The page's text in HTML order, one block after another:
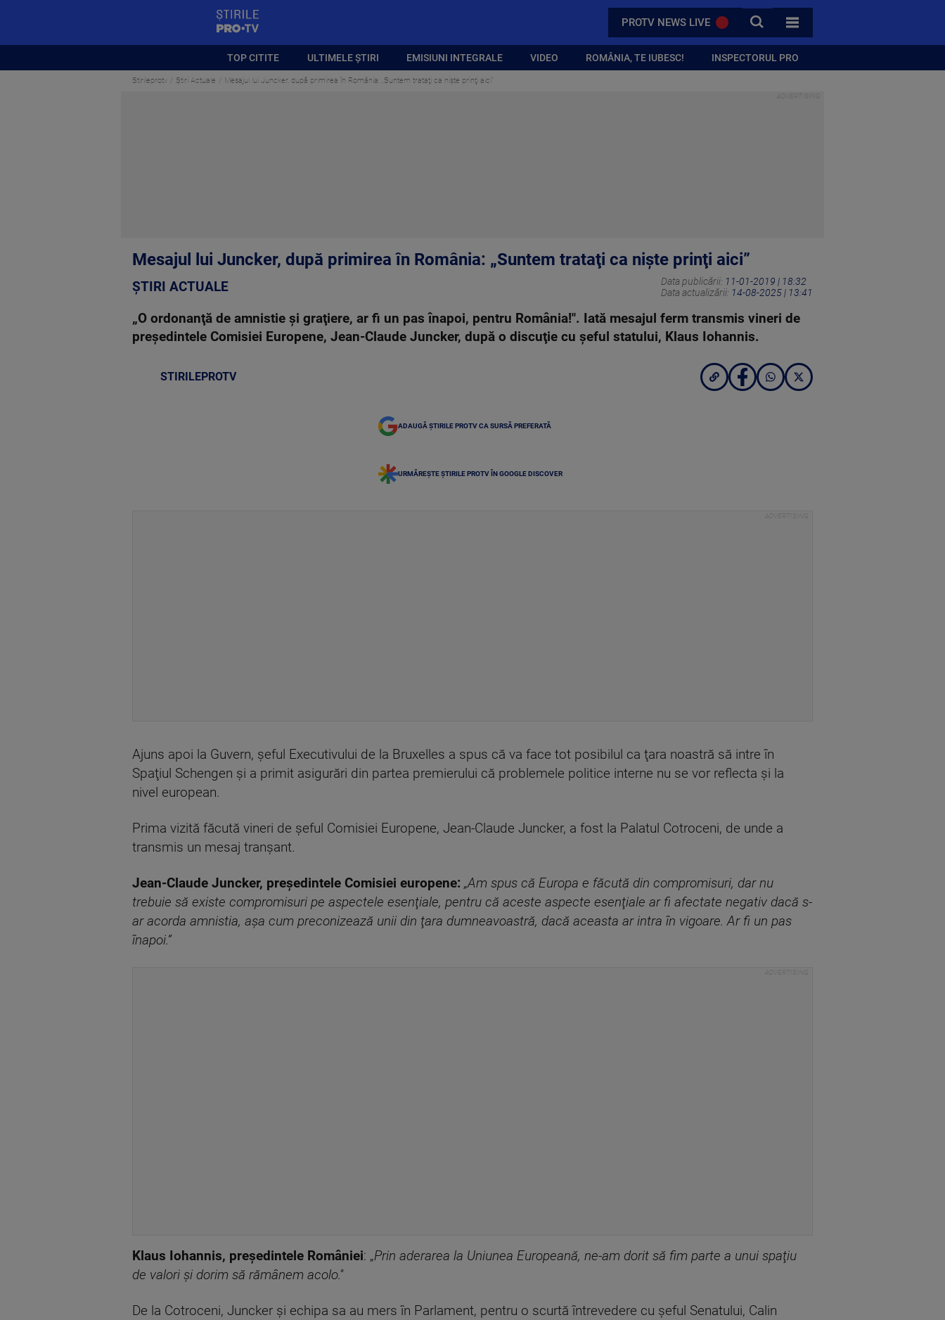
PROTV NEWS LIVE CAUTA
TOATE CATEGORIILE
TOP CITITE ULTIMELE ȘTIRI EMISIUNI INTEGRALE VIDEO ROMÂNIA, TE IUBESC! INSPECTORUL PRO
Stirileprotv Știri Actuale Mesajul lui Juncker, după primirea în România: „Suntem trataţi ca nişte prinţi aici”
Mesajul lui Juncker, după primirea în România: „Suntem trataţi ca nişte prinţi aici”
ȘTIRI ACTUALE Data publicării: 11-01-2019 | 18:32
Data actualizării: 14-08-2025 | 13:41
„O ordonanţă de amnistie şi graţiere, ar fi un pas înapoi, pentru România!". Iată mesajul ferm transmis vineri de
preşedintele Comisiei Europene, Jean-Claude Juncker, după o discuţie cu şeful statului, Klaus Iohannis.
STIRILEPROTV
ADAUGĂ ȘTIRILE PROTV CA SURSĂ PREFERATĂ
URMĂREȘTE ȘTIRILE PROTV ÎN GOOGLE DISCOVER
Ajuns apoi la Guvern, şeful Executivului de la Bruxelles a spus că va face tot posibilul ca ţara noastră să intre în
Spaţiul Schengen şi a primit asigurări din partea premierului că problemele politice interne nu se vor reflecta şi la
nivel european.
Prima vizită făcută vineri de şeful Comisiei Europene, Jean-Claude Juncker, a fost la Palatul Cotroceni, de unde a
transmis un mesaj tranşant.
Jean-Claude Juncker, preşedintele Comisiei europene: „Am spus că Europa e făcută din compromisuri, dar nu
trebuie să existe compromisuri pe aspectele esenţiale, pentru că aceste aspecte esenţiale ar fi afectate negativ dacă s-
ar acorda amnistia, aşa cum preconizează unii din ţara dumneavoastră, dacă aceasta ar intra în vigoare. Ar fi un pas
înapoi.”
Klaus Iohannis, preşedintele României: „Prin aderarea la Uniunea Europeană, ne-am dorit să fim parte a unui spaţiu
de valori şi dorim să rămânem acolo.''
De la Cotroceni, Juncker şi echipa sa au mers în Parlament, pentru o scurtă întrevedere cu şeful Senatului, Calin